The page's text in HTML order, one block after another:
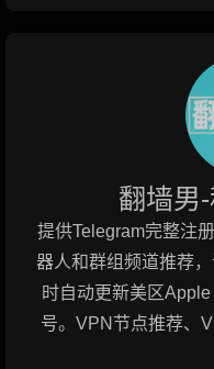
翻墙男
提供Telegram完整注
器人和群组频道推荐
时自动更新美区
号。VPN节点推荐、